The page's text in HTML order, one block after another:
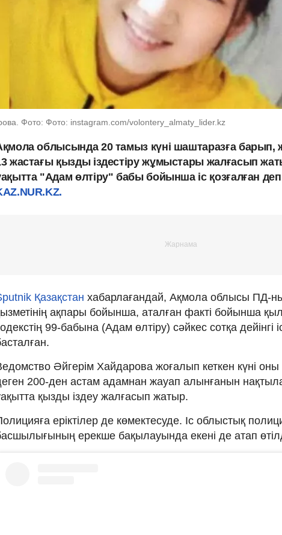
Фото: Фото: instagram.com/volontery_almaty_lider.kz
облысында 20 тамыз күні шаштаразға барып,
жастағы қызды іздестіру жұмыстары жалғасып
"Адам өлтіру" бабы бойынша іс қозғалған
Қазақстан хабарлағандай, Ақмола облысы ПД-
ақпары бойынша, аталған факті бойынша
99-бабына (Адам өлтіру) сәйкес сотқа дейінгі
Әйгерім Хайдарова жоғалып кеткен күні оны
200-ден астам адамнан жауап алынғанын
қызды іздеу жалғасып жатыр.
еріктілер де көмектесуде. Іс облыстық
ерекше бақылауында екені де атап